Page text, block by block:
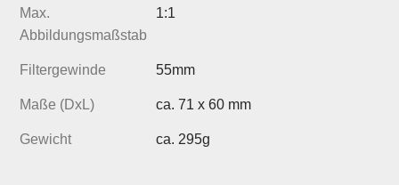
Max.
Abbildungsmaßstab
1:1
Filtergewinde 55mm
Maße (DxL) ca. 71 x 60 mm
Gewicht ca. 295g